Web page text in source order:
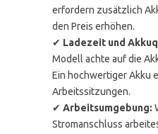
erfordern zusätzlich
den Preis erhöhen.
✔ Ladezeit und
Modell achte auf die
Ein hochwertiger Akku
Arbeitssitzungen.
✔ Arbeitsumgebung:
Stromanschluss